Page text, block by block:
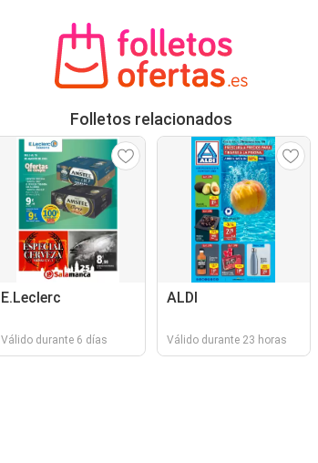
Folletos relacionados
E.Leclerc
Válido durante 6 días
ALDI
Válido durante 23 horas